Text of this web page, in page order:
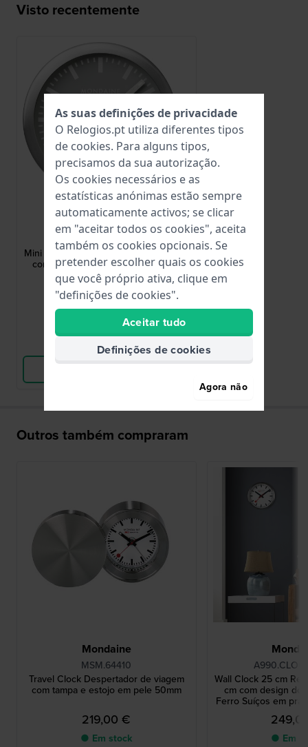
Visto recentemente
Mondaine
A997.MCAL.86SBV
Mini Table and Wall Clock Despertador
com design dos caminhos-de-ferro
suíços 12,5 cm
219,00 €
● Em stock
Comparar
Outros também compraram
Mondaine
MSM.64410
Travel Clock Despertador de viagem
com tampa e estojo em pele 50mm
219,00 €
● Em stock
Wall Clock 25 cm
cm com design
Ferro Suíços em
● Em
As suas definições de privacidade
O Relogios.pt utiliza diferentes tipos
de cookies. Para alguns tipos,
precisamos da sua autorização.
Os cookies necessários e as
estatísticas anónimas estão sempre
automaticamente activos; se clicar
em "aceitar todos os cookies", aceita
também os cookies opcionais. Se
pretender escolher quais os cookies
que você próprio ativa, clique em
"definições de cookies".
Aceitar tudo
Definições de cookies
Agora não